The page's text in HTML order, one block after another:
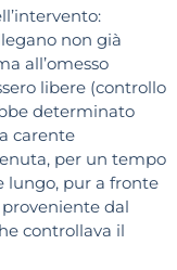
non già
all’omesso
libere (controllo
determinato
carente
per un tempo
lungo, pur a fronte
dal
controllava il